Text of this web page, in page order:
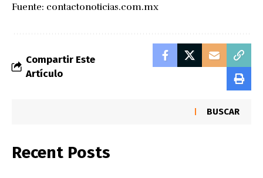
Fuente: contactonoticias.com.mx
Compartir Este
Artículo
BUSCAR
Recent Posts